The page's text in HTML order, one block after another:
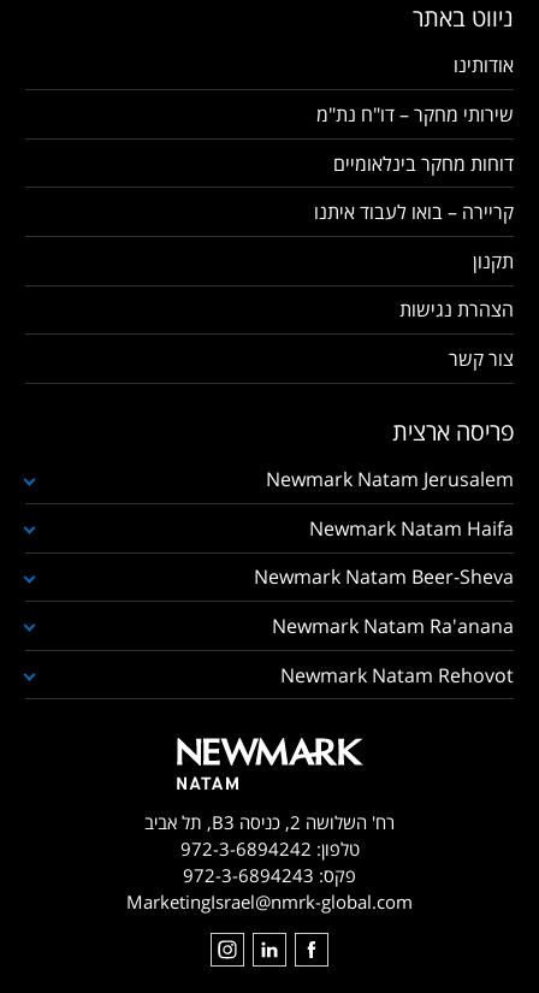
ניווט באתר
אודותינו
שירותי מחקר – דו"ח נת"מ
דוחות מחקר בינלאומיים
קריירה – בואו לעבוד איתנו
תקנון
הצהרת נגישות
צור קשר
פריסה ארצית
Newmark Natam Jerusalem
Newmark Natam Haifa
Newmark Natam Beer-Sheva
Newmark Natam Ra'anana
Newmark Natam Rehovot
רח' השלושה 2, כניסה B3, תל אביב
טלפון: 972-3-6894242
פקס: 972-3-6894243
MarketingIsrael@nmrk-global.com